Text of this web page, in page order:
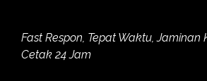
Fast Respon, Tepat Waktu, Jaminan
Cetak 24 Jam